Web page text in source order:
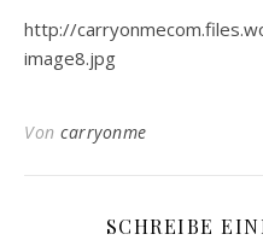
http://
image8.jpg
Von carryonme
SCHREIBE